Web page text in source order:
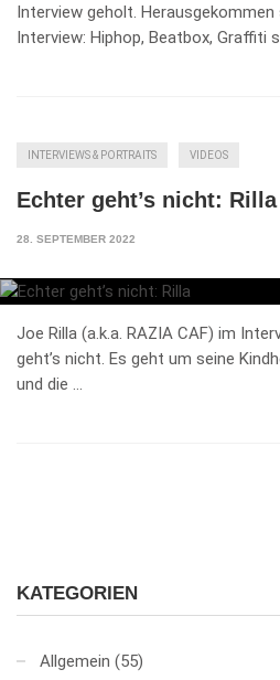
Interview geholt. Herausgekommen
Interview: Hiphop, Beatbox, Graffiti
INTERVIEWS & PORTRAITS VIDEOS
Echter geht’s nicht: Rilla
28. SEPTEMBER 2022
Joe Rilla (a.k.a. RAZIA CAF) im
geht’s nicht. Es geht um seine
und die …
KATEGORIEN
Allgemein (55)